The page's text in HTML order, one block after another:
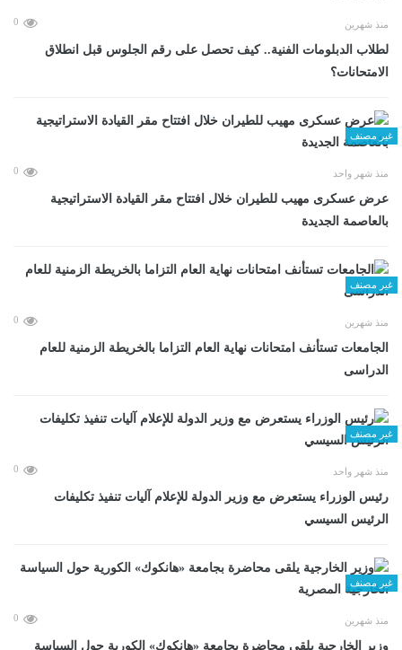
منذ شهرين 0
لطلاب الدبلومات الفنية.. كيف تحصل على رقم الجلوس قبل انطلاق
الامتحانات؟
غير مصنف
منذ شهر واحد 0
عرض عسكرى مهيب للطيران خلال افتتاح مقر القيادة الاستراتيجية
بالعاصمة الجديدة
غير مصنف
منذ شهرين 0
الجامعات تستأنف امتحانات نهاية العام التزاما بالخريطة الزمنية للعام
الدراسى
غير مصنف
منذ شهر واحد 0
رئيس الوزراء يستعرض مع وزير الدولة للإعلام آليات تنفيذ تكليفات
الرئيس السيسي
غير مصنف
منذ شهرين 0
وزير الخارجية يلقى محاضرة بجامعة «هانكوك» الكورية حول السياسة